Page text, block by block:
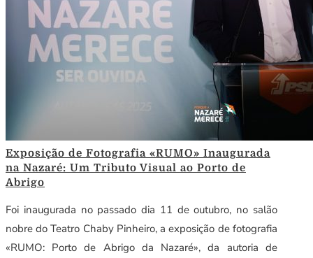
Exposição de Fotografia «RUMO» Inaugurada
na Nazaré: Um Tributo Visual ao Porto de
Abrigo
Foi inaugurada no passado dia 11 de outubro, no salão
nobre do Teatro Chaby Pinheiro, a exposição de fotografia
«RUMO: Porto de Abrigo da Nazaré», da autoria de